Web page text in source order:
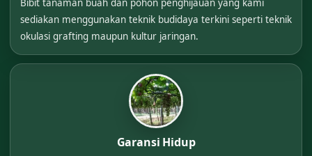
Bibit tanaman buah dan pohon penghijauan yang kami
sediakan menggunakan teknik budidaya terkini seperti teknik
okulasi grafting maupun kultur jaringan.
Garansi Hidup